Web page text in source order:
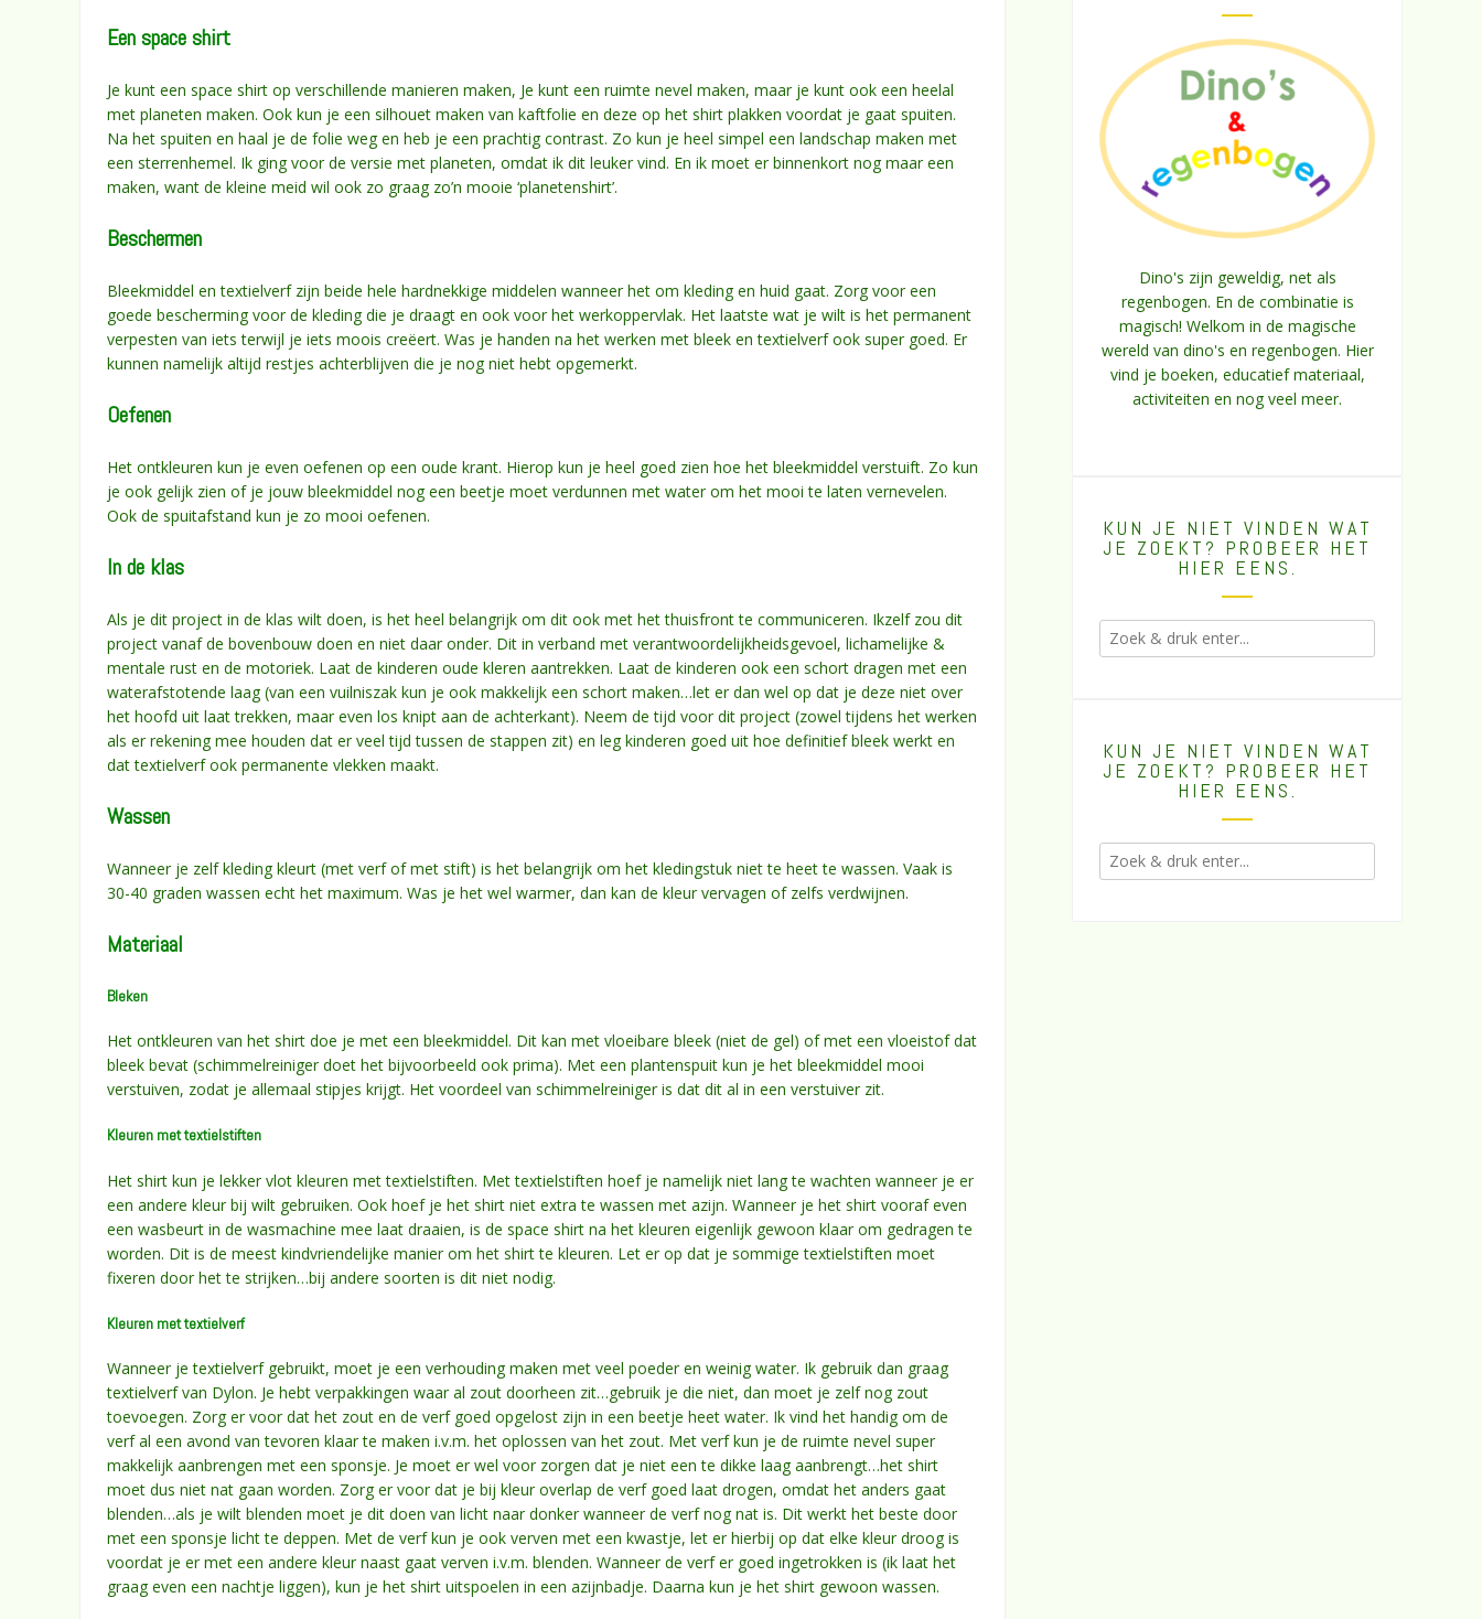
Een space shirt
Je kunt een space shirt op verschillende manieren maken, Je kunt een ruimte nevel maken, maar je kunt ook een heelal
met planeten maken. Ook kun je een silhouet maken van kaftfolie en deze op het shirt plakken voordat je gaat spuiten.
Na het spuiten en haal je de folie weg en heb je een prachtig contrast. Zo kun je heel simpel een landschap maken met
een sterrenhemel. Ik ging voor de versie met planeten, omdat ik dit leuker vind. En ik moet er binnenkort nog maar een
maken, want de kleine meid wil ook zo graag zo’n mooie ‘planetenshirt’.
Beschermen
Bleekmiddel en textielverf zijn beide hele hardnekkige middelen wanneer het om kleding en huid gaat. Zorg voor een
goede bescherming voor de kleding die je draagt en ook voor het werkoppervlak. Het laatste wat je wilt is het permanent
verpesten van iets terwijl je iets moois creëert. Was je handen na het werken met bleek en textielverf ook super goed. Er
kunnen namelijk altijd restjes achterblijven die je nog niet hebt opgemerkt.
Oefenen
Het ontkleuren kun je even oefenen op een oude krant. Hierop kun je heel goed zien hoe het bleekmiddel verstuift. Zo kun
je ook gelijk zien of je jouw bleekmiddel nog een beetje moet verdunnen met water om het mooi te laten vernevelen.
Ook de spuitafstand kun je zo mooi oefenen.
In de klas
Als je dit project in de klas wilt doen, is het heel belangrijk om dit ook met het thuisfront te communiceren. Ikzelf zou dit
project vanaf de bovenbouw doen en niet daar onder. Dit in verband met verantwoordelijkheidsgevoel, lichamelijke &
mentale rust en de motoriek. Laat de kinderen oude kleren aantrekken. Laat de kinderen ook een schort dragen met een
waterafstotende laag (van een vuilniszak kun je ook makkelijk een schort maken…let er dan wel op dat je deze niet over
het hoofd uit laat trekken, maar even los knipt aan de achterkant). Neem de tijd voor dit project (zowel tijdens het werken
als er rekening mee houden dat er veel tijd tussen de stappen zit) en leg kinderen goed uit hoe definitief bleek werkt en
dat textielverf ook permanente vlekken maakt.
Wassen
Wanneer je zelf kleding kleurt (met verf of met stift) is het belangrijk om het kledingstuk niet te heet te wassen. Vaak is
30-40 graden wassen echt het maximum. Was je het wel warmer, dan kan de kleur vervagen of zelfs verdwijnen.
Materiaal
Bleken
Het ontkleuren van het shirt doe je met een bleekmiddel. Dit kan met vloeibare bleek (niet de gel) of met een vloeistof dat
bleek bevat (schimmelreiniger doet het bijvoorbeeld ook prima). Met een plantenspuit kun je het bleekmiddel mooi
verstuiven, zodat je allemaal stipjes krijgt. Het voordeel van schimmelreiniger is dat dit al in een verstuiver zit.
Kleuren met textielstiften
Het shirt kun je lekker vlot kleuren met textielstiften. Met textielstiften hoef je namelijk niet lang te wachten wanneer je er
een andere kleur bij wilt gebruiken. Ook hoef je het shirt niet extra te wassen met azijn. Wanneer je het shirt vooraf even
een wasbeurt in de wasmachine mee laat draaien, is de space shirt na het kleuren eigenlijk gewoon klaar om gedragen te
worden. Dit is de meest kindvriendelijke manier om het shirt te kleuren. Let er op dat je sommige textielstiften moet
fixeren door het te strijken…bij andere soorten is dit niet nodig.
Kleuren met textielverf
Wanneer je textielverf gebruikt, moet je een verhouding maken met veel poeder en weinig water. Ik gebruik dan graag
textielverf van Dylon. Je hebt verpakkingen waar al zout doorheen zit…gebruik je die niet, dan moet je zelf nog zout
toevoegen. Zorg er voor dat het zout en de verf goed opgelost zijn in een beetje heet water. Ik vind het handig om de
verf al een avond van tevoren klaar te maken i.v.m. het oplossen van het zout. Met verf kun je de ruimte nevel super
makkelijk aanbrengen met een sponsje. Je moet er wel voor zorgen dat je niet een te dikke laag aanbrengt…het shirt
moet dus niet nat gaan worden. Zorg er voor dat je bij kleur overlap de verf goed laat drogen, omdat het anders gaat
blenden…als je wilt blenden moet je dit doen van licht naar donker wanneer de verf nog nat is. Dit werkt het beste door
met een sponsje licht te deppen. Met de verf kun je ook verven met een kwastje, let er hierbij op dat elke kleur droog is
voordat je er met een andere kleur naast gaat verven i.v.m. blenden. Wanneer de verf er goed ingetrokken is (ik laat het
graag even een nachtje liggen), kun je het shirt uitspoelen in een azijnbadje. Daarna kun je het shirt gewoon wassen.
Dino's zijn geweldig, net als
regenbogen. En de combinatie is
magisch! Welkom in de magische
wereld van dino's en regenbogen. Hier
vind je boeken, educatief materiaal,
activiteiten en nog veel meer.
KUN JE NIET VINDEN WAT
JE ZOEKT? PROBEER HET
HIER EENS.
KUN JE NIET VINDEN WAT
JE ZOEKT? PROBEER HET
HIER EENS.